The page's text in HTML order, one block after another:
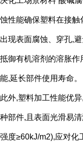
蚀性能确保塑料在接触
出现表面腐蚀、穿孔,
抵御有机溶剂的溶胀作
能,延长部件使用寿命。
此外,塑料加工性能优
种部件,且表面光滑易
强度≥60kJ/m2),应对化